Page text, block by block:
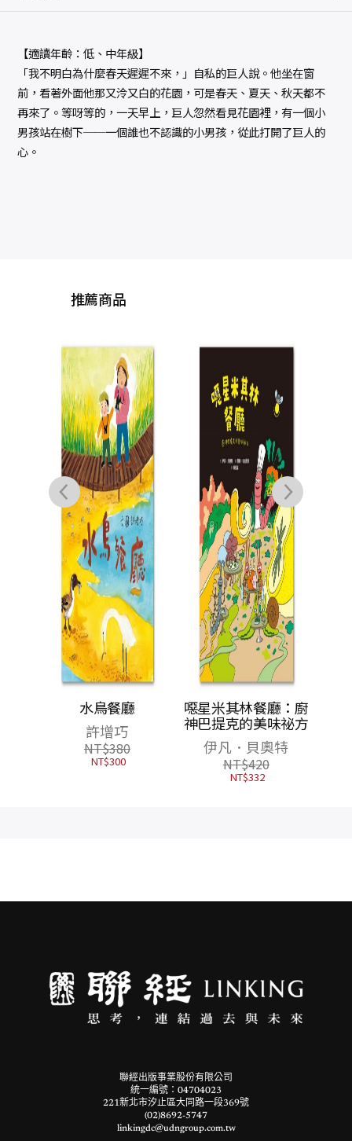
【適讀年齡：低、中年級】
「我不明白為什麼春天遲遲不來，」自私的巨人說。他坐在窗
前，看著外面他那又泠又白的花園，可是春天、夏天、秋天都不
再來了。等呀等的，一天早上，巨人忽然看見花園裡，有一個小
男孩站在樹下──一個誰也不認識的小男孩，從此打開了巨人的
心。
推薦商品
水鳥餐廳
許增巧
NT$380
NT$300
噁星米其林餐廳：廚
神巴提克的美味祕方
伊凡．貝奧特
NT$420
NT$332
聯經出版事業股份有限公司
統一編號：04704023
221新北市汐止區大同路一段369號
(02)8692-5747
linkingdc@udngroup.com.tw